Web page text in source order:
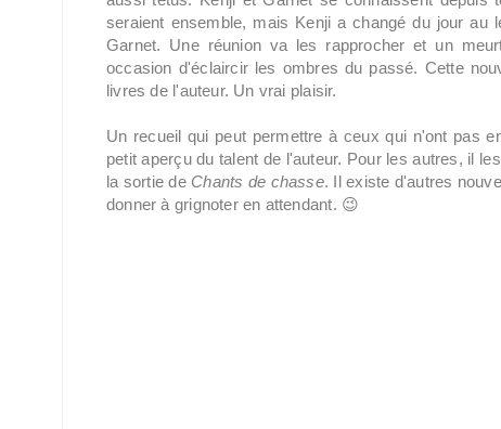
seraient ensemble, mais Kenji a changé du jour
Garnet. Une réunion va les rapprocher et un
occasion d'éclaircir les ombres du passé. Cette
livres de l'auteur. Un vrai plaisir.
Un recueil qui peut permettre à ceux qui n'ont pas
petit aperçu du talent de l'auteur. Pour les autres, il
la sortie de Chants de chasse. Il existe d'autres
donner à grignoter en attendant. 😉